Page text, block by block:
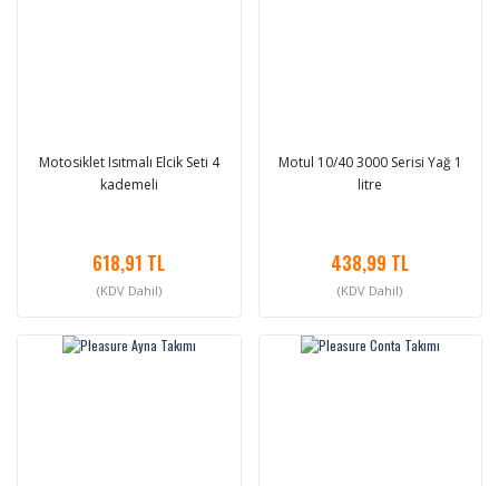
Motosiklet Isıtmalı Elcik Seti 4
kademeli
618,91 TL
(KDV Dahil)
Motul 10/40 3000 Serisi Yağ 1
litre
438,99 TL
(KDV Dahil)